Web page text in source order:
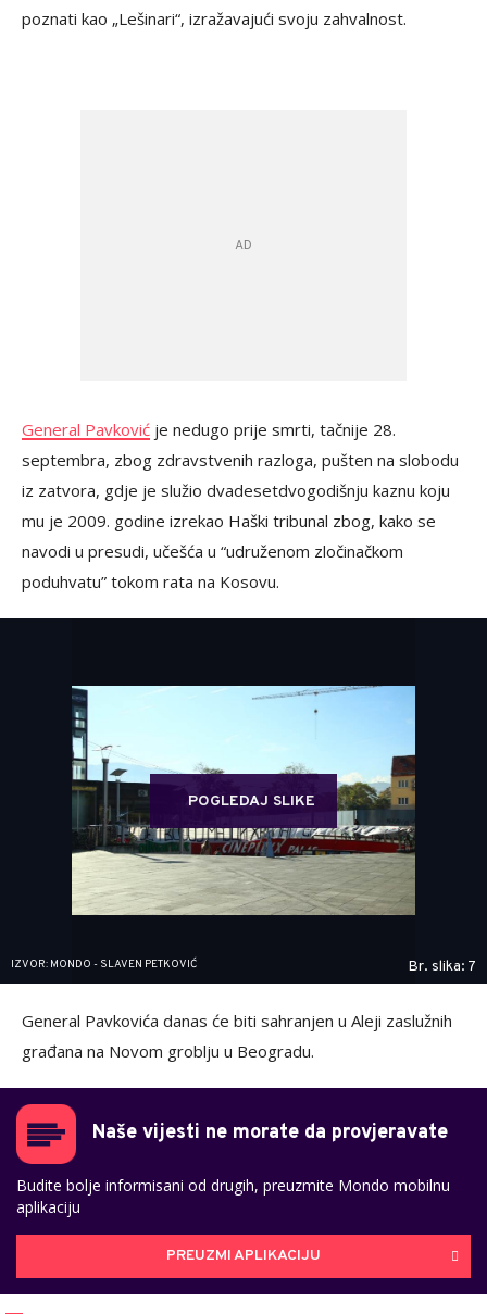
poznati kao „Lešinari“, izražavajući svoju zahvalnost.
General Pavković je nedugo prije smrti, tačnije 28.
septembra, zbog zdravstvenih razloga, pušten na slobodu
iz zatvora, gdje je služio dvadesetdvogodišnju kaznu koju
mu je 2009. godine izrekao Haški tribunal zbog, kako se
navodi u presudi, učešća u “udruženom zločinačkom
poduhvatu” tokom rata na Kosovu.
POGLEDAJ SLIKE
IZVOR: MONDO - SLAVEN PETKOVIĆ Br. slika: 7
General Pavkovića danas će biti sahranjen u Aleji zaslužnih
građana na Novom groblju u Beogradu.
Naše vijesti ne morate da provjeravate
Budite bolje informisani od drugih, preuzmite Mondo mobilnu
aplikaciju
PREUZMI APLIKACIJU